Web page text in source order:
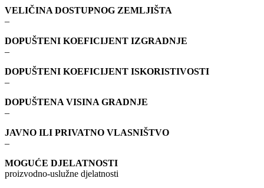
VELIČINA DOSTUPNOG ZEMLJIŠTA
–
DOPUŠTENI KOEFICIJENT IZGRADNJE
–
DOPUŠTENI KOEFICIJENT ISKORISTIVOSTI
–
DOPUŠTENA VISINA GRADNJE
–
JAVNO ILI PRIVATNO VLASNIŠTVO
–
MOGUĆE DJELATNOSTI
proizvodno-uslužne djelatnosti